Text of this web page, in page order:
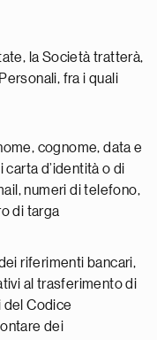
la Società tratterà,
fra i quali
cognome, data e
carta d’identità o di
numeri di telefono,
di targa
riferimenti bancari,
al trasferimento di
del Codice
dei